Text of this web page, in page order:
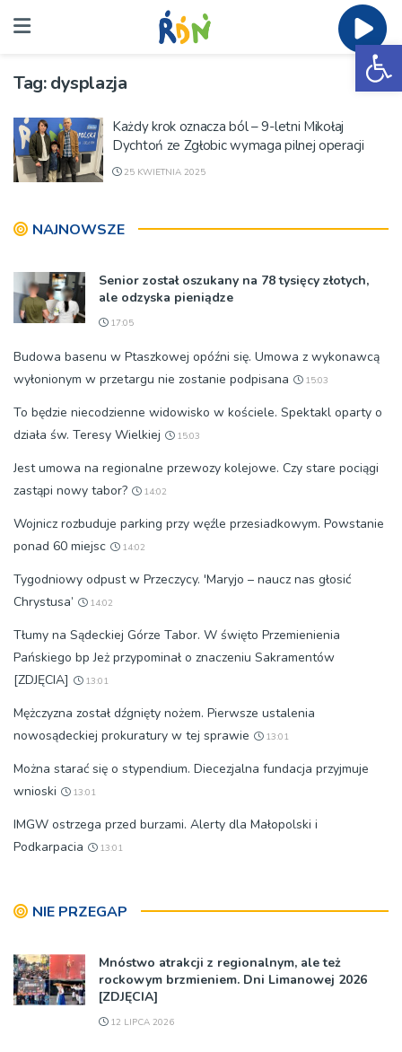
Tag:dysplazja
Każdy krok oznacza ból – 9-letni Mikołaj
Dychtoń ze Zgłobic wymaga pilnej operacji
25 KWIETNIA 2025
NAJNOWSZE
Senior został oszukany na 78 tysięcy złotych,
ale odzyska pieniądze
17:05
Budowa basenu w Ptaszkowej opóźni się. Umowa z wykonawcą
wyłonionym w przetargu nie zostanie podpisana
15:03
To będzie niecodzienne widowisko w kościele. Spektakl oparty o
działa św. Teresy Wielkiej
15:03
Jest umowa na regionalne przewozy kolejowe. Czy stare pociągi
zastąpi nowy tabor?
14:02
Wojnicz rozbuduje parking przy węźle przesiadkowym. Powstanie
ponad 60 miejsc
14:02
Tygodniowy odpust w Przeczycy. 'Maryjo – naucz nas głosić
Chrystusa’
14:02
Tłumy na Sądeckiej Górze Tabor. W święto Przemienienia
Pańskiego bp Jeż przypominał o znaczeniu Sakramentów
[ZDJĘCIA]
13:01
Mężczyzna został dźgnięty nożem. Pierwsze ustalenia
nowosądeckiej prokuratury w tej sprawie
13:01
Można starać się o stypendium. Diecezjalna fundacja przyjmuje
wnioski
13:01
IMGW ostrzega przed burzami. Alerty dla Małopolski i
Podkarpacia
13:01
NIE PRZEGAP
Mnóstwo atrakcji z regionalnym, ale też
rockowym brzmieniem. Dni Limanowej 2026
[ZDJĘCIA]
12 LIPCA 2026